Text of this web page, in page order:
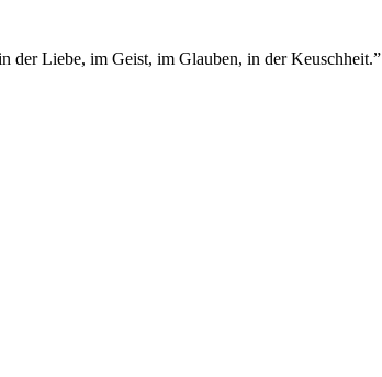
der Liebe, im Geist, im Glauben, in der Keuschheit.”